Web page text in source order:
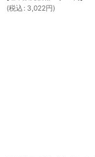
(税込 : 3,022円)